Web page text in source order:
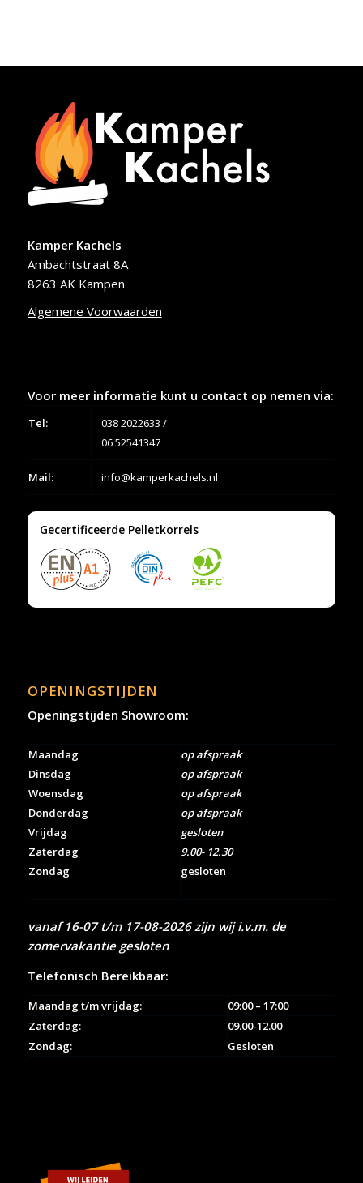
Kamper Kachels
Ambachtstraat 8A
8263 AK Kampen
Algemene Voorwaarden
Voor meer informatie kunt u contact op nemen via:
Tel: 038 2022633 /
06 52541347
Mail: info@kamperkachels.nl
Gecertificeerde Pelletkorrels
OPENINGSTIJDEN
Openingstijden Showroom:
Maandag
Dinsdag
Woensdag
Donderdag
Vrijdag
Zaterdag
Zondag
op afspraak
op afspraak
op afspraak
op afspraak
gesloten
9.00- 12.30
gesloten
vanaf 16-07 t/m 17-08-2026 zijn wij i.v.m. de
zomervakantie gesloten
Telefonisch Bereikbaar:
Maandag t/m vrijdag:
09:00 – 17:00
Zaterdag:
09.00-12.00
Zondag:
Gesloten